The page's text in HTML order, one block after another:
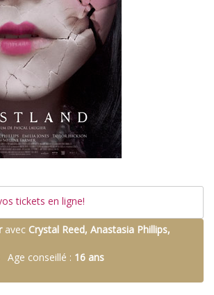
tickets en ligne!
avec Crystal Reed, Anastasia Phillips,
Age conseillé : 16 ans